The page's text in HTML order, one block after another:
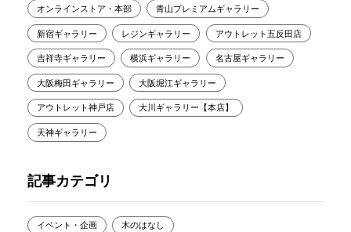
オンラインストア・本部 青山プレミアムギャラリー
新宿ギャラリー レジンギャラリー アウトレット五反田店
吉祥寺ギャラリー 横浜ギャラリー 名古屋ギャラリー
大阪梅田ギャラリー 大阪堀江ギャラリー
アウトレット神戸店 大川ギャラリー【本店】
天神ギャラリー
記事カテゴリ
イベント・企画 木のはなし